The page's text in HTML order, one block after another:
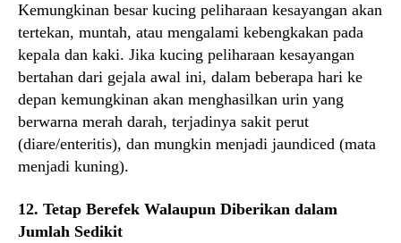
Kemungkinan besar kucing peliharaan kesayangan akan
tertekan, muntah, atau mengalami kebengkakan pada
kepala dan kaki. Jika kucing peliharaan kesayangan
bertahan dari gejala awal ini, dalam beberapa hari ke
depan kemungkinan akan menghasilkan urin yang
berwarna merah darah, terjadinya sakit perut
(diare/enteritis), dan mungkin menjadi jaundiced (mata
menjadi kuning).
12. Tetap Berefek Walaupun Diberikan dalam
Jumlah Sedikit